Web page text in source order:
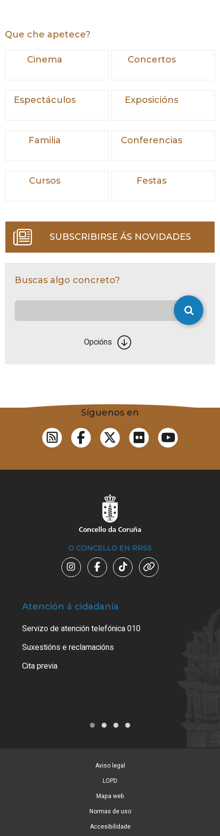
Que che apetece?
Cinema Concertos
Espectáculos Exposicións
Familia Conferencias
Cursos Festas
SUBSCRIBIRSE ÁS NOVIDADES
Buscas algo concreto?
Opcións
Síguenos en
O CONCELLO EN RRSS
Atención á cidadanía
Servizo de atención telefónica 010
Suxestións e reclamacións
Cita previa
Aviso legal
LOPD
Mapa web
Normas de uso
Accesibilidade